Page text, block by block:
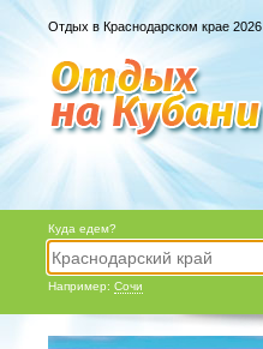
Отдых в Краснодарском крае 2026
Куда едем?
Например: Сочи